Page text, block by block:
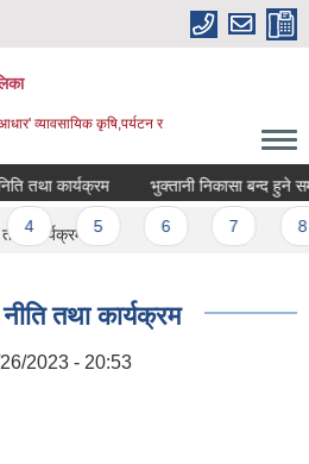
व्यावसायिक कृषि,पर्यटन र
कार्यक्रम भुक्तानी निकासा बन्द हुने
कार्यक्रम
तथा कार्यक्रम
2023 - 20:53